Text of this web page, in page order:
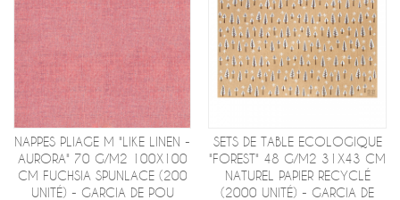
NAPPES PLIAGE M "LIKE LINEN -
AURORA" 70 G/M2 100X100
CM FUCHSIA SPUNLACE (200
UNITÉ) - GARCIA DE POU
SETS DE TABLE ECOLOGIQUE
"FOREST" 48 G/M2 31X43 CM
NATUREL PAPIER RECYCLÉ
(2000 UNITÉ) - GARCIA DE